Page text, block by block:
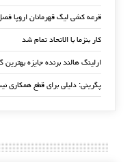
قرعه کشی لیگ قهرمانان اروپا فصل ۲۰۲۳/۲۴ انجام
کار بنزما با الاتحاد تمام شد
ارلینگ هالند برنده جایزه بهترین
پگرینی: دلیلی برای قطع همکاری